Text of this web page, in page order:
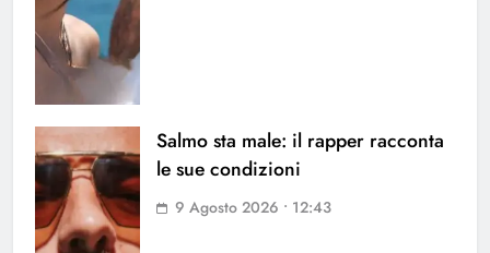
Salmo sta male: il rapper racconta
le sue condizioni
9 Agosto 2026 • 12:43